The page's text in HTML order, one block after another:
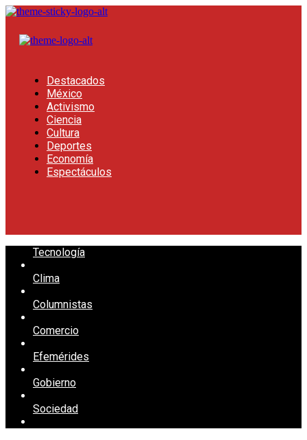
Destacados
México
Activismo
Ciencia
Cultura
Deportes
Economía
Espectáculos
Tecnología
Clima
Columnistas
Comercio
Efemérides
Gobierno
Sociedad